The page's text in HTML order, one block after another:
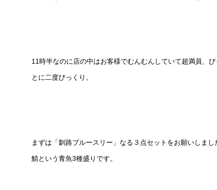
11時半なのに店の中はお客様でむんむんしていて超満員、
とに二度びっくり。
まずは「釧路ブルースリー」なる３点セットをお願いしま
鯖という青魚3種盛りです。